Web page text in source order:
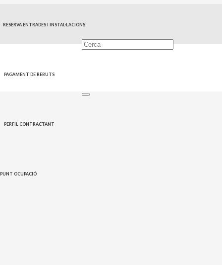
RESERVA ENTRADES I INSTAL·LACIONS
PAGAMENT DE REBUTS
PERFIL CONTRACTANT
PUNT OCUPACIÓ